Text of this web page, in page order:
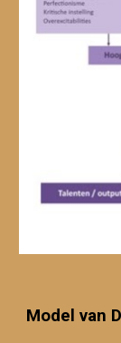
Model van